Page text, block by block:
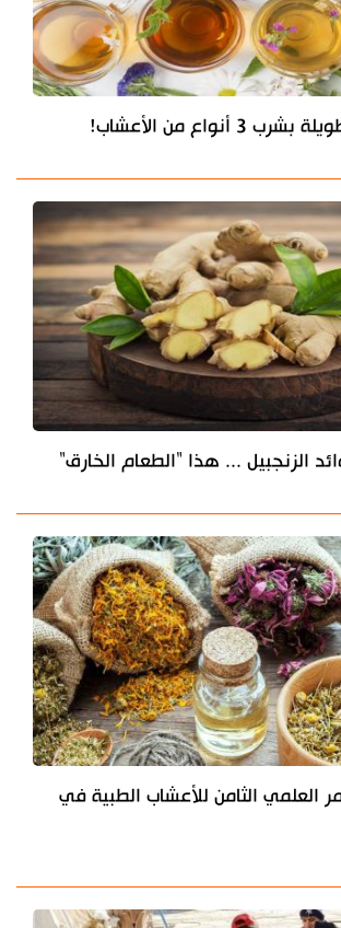
أنواع من الأعشاب!
الزنجبيل ... هذا "الطعام الخارق"
العلمي الثامن للأعشاب الطبية في